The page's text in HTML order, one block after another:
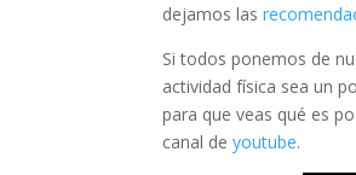
dejamos las
Si todos ponemos de
actividad física sea un
para que veas qué es
canal deyoutube.